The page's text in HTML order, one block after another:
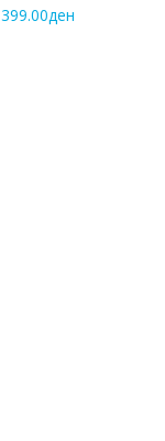
399.00ден